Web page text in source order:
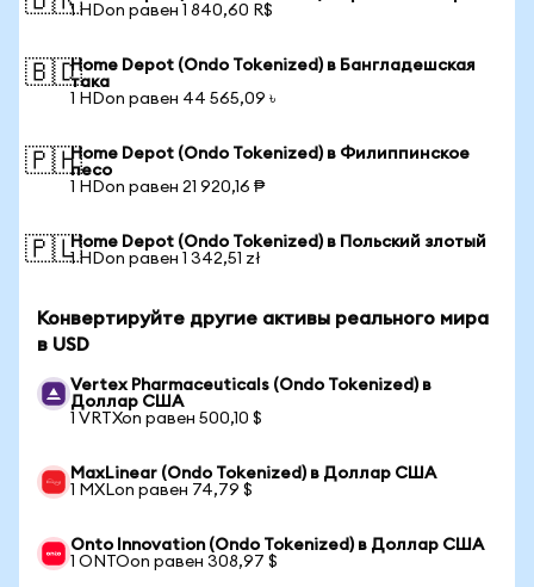
1 HDon равен 1 840,60 R$
🇧🇩Home Depot (Ondo Tokenized) в Бангладешская
така
1 HDon равен 44 565,09 ৳
🇵🇭Home Depot (Ondo Tokenized) в Филиппинское
песо
1 HDon равен 21 920,16 ₱
🇵🇱Home Depot (Ondo Tokenized) в Польский злотый
1 HDon равен 1 342,51 zł
Конвертируйте другие активы реального мира
в USD
Vertex Pharmaceuticals (Ondo Tokenized) в
Доллар США
1 VRTXon равен 500,10 $
MaxLinear (Ondo Tokenized) в Доллар США
1 MXLon равен 74,79 $
Onto Innovation (Ondo Tokenized) в Доллар США
1 ONTOon равен 308,97 $